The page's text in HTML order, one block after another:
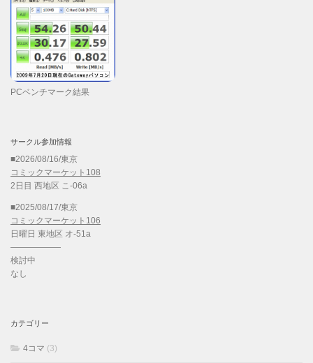
PCベンチマーク結果
サークル参加情報
■2026/08/16/東京
コミックマーケット108
2日目 西地区 こ-06a
■2025/08/17/東京
コミックマーケット106
日曜日 東地区 オ-51a
——————
検討中
なし
カテゴリー
4コマ (3)